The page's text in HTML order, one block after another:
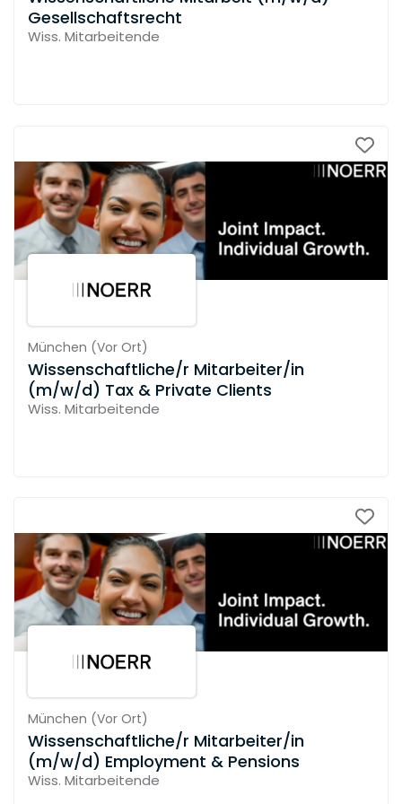
Gesellschaftsrecht
Wiss. Mitarbeitende
München (Vor Ort)
Wissenschaftliche/r Mitarbeiter/in
(m/w/d) Tax & Private Clients
Wiss. Mitarbeitende
München (Vor Ort)
Wissenschaftliche/r Mitarbeiter/in
(m/w/d) Employment & Pensions
Wiss. Mitarbeitende